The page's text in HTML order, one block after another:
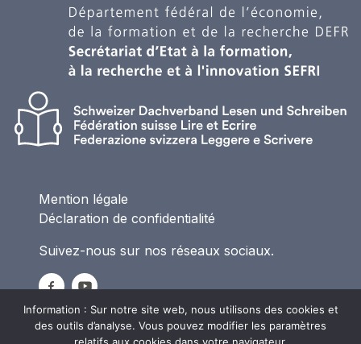
Mention légale
Déclaration de confidentialité
Suivez-nous sur nos réseaux sociaux.
Information : Sur notre site web, nous utilisons des cookies et
des outils d’analyse. Vous pouvez modifier les paramètres